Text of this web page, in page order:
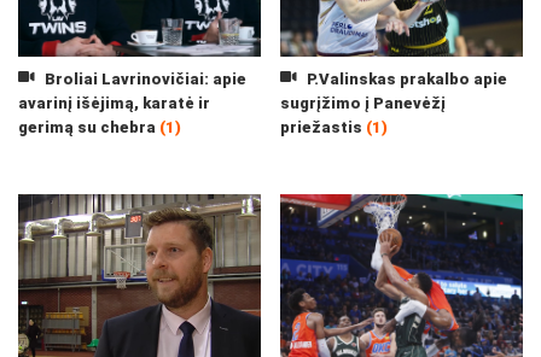
Broliai Lavrinovičiai: apie
avarinį išėjimą, karatė ir
gerimą su chebra (1)
P.Valinskas prakalbo apie
sugrįžimo į Panevėžį
priežastis (1)